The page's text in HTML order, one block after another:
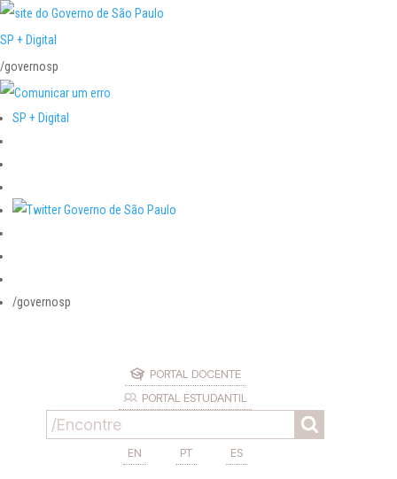
SP + Digital
/governosp
SP + Digital
/governosp
PORTAL DOCENTE
PORTAL ESTUDANTIL
EN PT ES